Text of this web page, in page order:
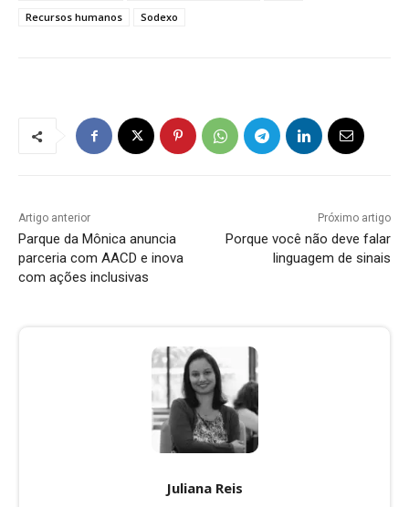
Recursos humanos
Sodexo
Artigo anterior
Parque da Mônica anuncia
parceria com AACD e inova
com ações inclusivas
Próximo artigo
Porque você não deve falar
linguagem de sinais
Juliana Reis